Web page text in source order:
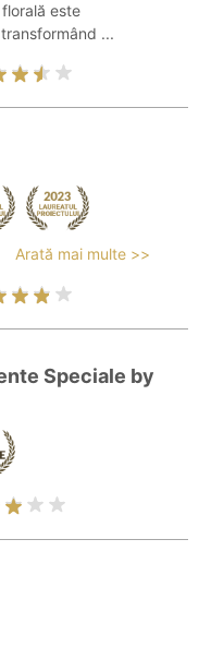
este
...
Arată mai multe >>
Speciale by